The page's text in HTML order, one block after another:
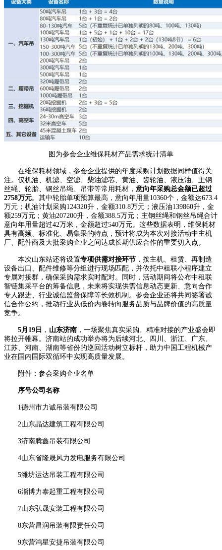
图为参会企业维保耗材产品需求统计清单
在维保耗材领域，参会企业提供的年度采购计划数据同样值得关
注。仅机油、机滤、空滤、柴油滤芯、黄油、齿轮油、液压油、主钢
丝绳、轮胎、钢丝吊绳、吊带等常用耗材， 意向年采购总金额已超过
2758万元。其中轮胎单项预算最高，意向年用量10360个，金额达673.4
万元；机油计划采购124320升，金额310.8万元；液压油139860升，金
额259万元；黄油207200升，金额388.5万元；主钢丝绳和钢丝吊绳合计
意向年用量超过42万米，金额超过540万元。这些数据表明，维保耗材
具有高频、标准化、易集采的特点，预计将成为本次对接活动中主机
厂、配件商及大批采购企业之间达成长期供应合作的重要切入点。
本次山东站还将设置专项供需对接环节 ，按主机、租赁、再制造
设备出口、配件维修等分组进行现场匹配，并依托中租联小程序建立
专属对接群，确保采购需求实时配对。同时，活动期间将公布中租联
智链集采平台的筹备信息，未来将实现供需信息动态更新、意向合作
专人跟进、行业诚信监督保障等长效机制。参会企业还将共同签署诚
信合作公约，推动行业从低价内卷转向服务品质与品牌价值的高质量
竞争。
5月19日 ， 山东济南 ，一场聚焦真实采购、精准对接的产业盛会即
将拉开帷幕。济南站的成功举办将为后续河北、四川、浙江、广东、
江苏、河南、湖南等省份的巡回活动树立标杆，助力中国工程机械产
业在国内国际双循环中实现高质量发展。
附件：参会采购企业名单
序号公司名称
1德州市力诚吊装有限公司
2山东晶达建筑工程有限公司
3济南腾鑫吊装有限公司
4山东省隆晟风力发电服务有限公司
5潍坊运达吊装工程有限公司
6淄博力泰起重工程有限公司
7山东弘晟安装工程有限公司
8东营昌润吊装有限责任公司
9东营鸿星安捷吊装有限公司